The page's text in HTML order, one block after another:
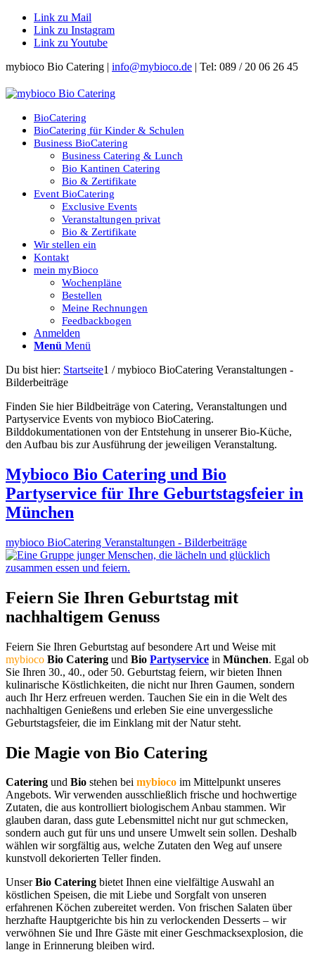
Link zu Mail
Link zu Instagram
Link zu Youtube
mybioco Bio Catering | info@mybioco.de | Tel: 089 / 20 06 26 45
BioCatering
BioCatering für Kinder & Schulen
Business BioCatering
Business Catering & Lunch
Bio Kantinen Catering
Bio & Zertifikate
Event BioCatering
Exclusive Events
Veranstaltungen privat
Bio & Zertifikate
Wir stellen ein
Kontakt
mein myBioco
Wochenpläne
Bestellen
Meine Rechnungen
Feedbackbogen
Anmelden
Menü Menü
Du bist hier: Startseite1 / mybioco BioCatering Veranstaltungen -
Bilderbeiträge
Finden Sie hier Bildbeiträge von Catering, Veranstaltungen und
Partyservice Events von mybioco BioCatering.
Bilddokumentationen von der Entstehung in unserer Bio-Küche,
den Aufbau bis zur Ausführung der jeweiligen Veranstaltung.
Mybioco Bio Catering und Bio
Partyservice für Ihre Geburtstagsfeier in
München
mybioco BioCatering Veranstaltungen - Bilderbeiträge
Feiern Sie Ihren Geburtstag mit
nachhaltigem Genuss
Feiern Sie Ihren Geburtstag auf besondere Art und Weise mit
mybioco Bio Catering und Bio Partyservice in München. Egal ob
Sie Ihren 30., 40., oder 50. Geburtstag feiern, wir bieten Ihnen
kulinarische Köstlichkeiten, die nicht nur Ihren Gaumen, sondern
auch Ihr Herz erfreuen werden. Tauchen Sie ein in die Welt des
nachhaltigen Genießens und erleben Sie eine unvergessliche
Geburtstagsfeier, die im Einklang mit der Natur steht.
Die Magie von Bio Catering
Catering und Bio stehen bei mybioco im Mittelpunkt unseres
Angebots. Wir verwenden ausschließlich frische und hochwertige
Zutaten, die aus kontrolliert biologischem Anbau stammen. Wir
glauben daran, dass gute Lebensmittel nicht nur gut schmecken,
sondern auch gut für uns und unsere Umwelt sein sollen. Deshalb
wählen wir sorgfältig aus, welche Zutaten den Weg auf unsere
kunstvoll dekorierten Teller finden.
UnserBio Catering bietet Ihnen eine vielfältige Auswahl an
köstlichen Speisen, die mit Liebe und Sorgfalt von unseren
erfahrenen Köchen zubereitet werden. Von frischen Salaten über
herzhafte Hauptgerichte bis hin zu verlockenden Desserts – wir
verwöhnen Sie und Ihre Gäste mit einer Geschmacksexplosion, die
lange in Erinnerung bleiben wird.